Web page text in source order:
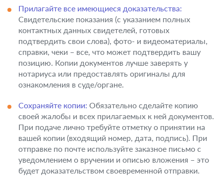
Прилагайте все имеющиеся доказательства:
Свидетельские показания (с указанием полных
контактных данных свидетелей, готовых
подтвердить свои слова), фото- и видеоматериалы,
справки, чеки – все, что может подтвердить вашу
позицию. Копии документов лучше заверять у
нотариуса или предоставлять оригиналы для
ознакомления в суде/органе.
Сохраняйте копии: Обязательно сделайте копию
своей жалобы и всех прилагаемых к ней документов.
При подаче лично требуйте отметку о принятии на
вашей копии (входящий номер, дата, подпись). При
отправке по почте используйте заказное письмо с
уведомлением о вручении и описью вложения – это
будет доказательством своевременной отправки.